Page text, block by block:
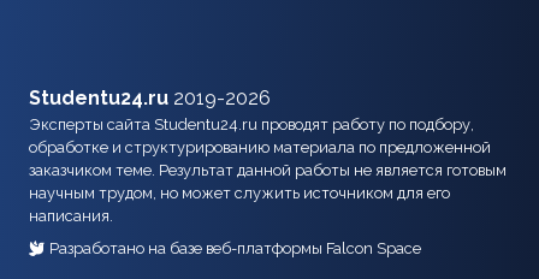
Studentu24.ru 2019-2026
Эксперты сайта Studentu24.ru проводят работу по подбору,
обработке и структурированию материала по предложенной
заказчиком теме. Результат данной работы не является готовым
научным трудом, но может служить источником для его
написания.
Разработано на базе веб-платформы Falcon Space